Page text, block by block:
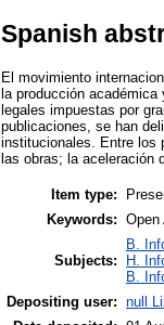
Spanish
El movimiento
la producción
legales impuestas por
publicaciones, se han
institucionales. Entre los
las obras; la aceleración
Item type:
Keywords:
Subjects:
B.
H.
B.
Depositing user: null